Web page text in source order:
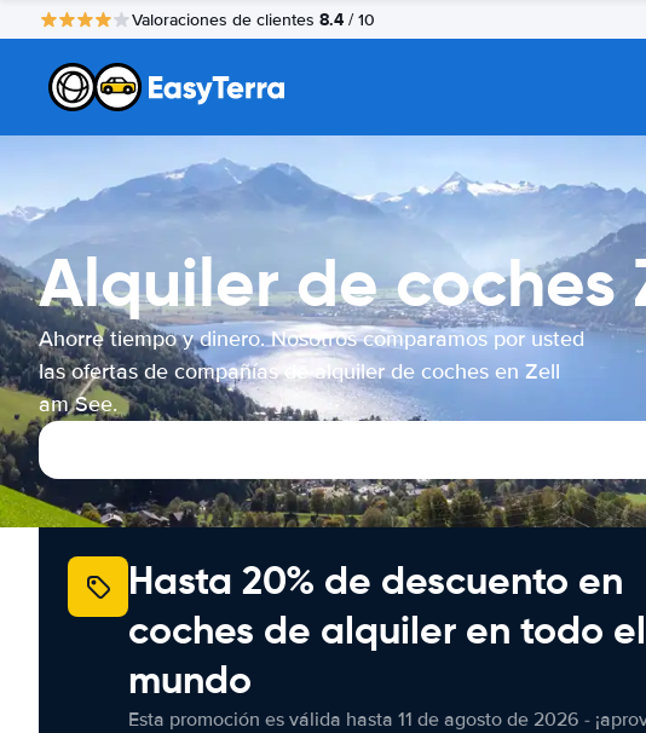
Valoraciones de clientes 8.4 / 10
Alquiler de coches
Ahorre tiempo y dinero. Nosotros comparamos por usted
las ofertas de compañías de alquiler de coches en Zell
am See.
Hasta 20% de descuento en
coches de alquiler en todo el
mundo
Esta promoción es válida hasta 11 de agosto de 2026 -